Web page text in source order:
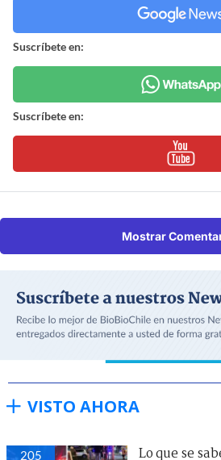
Suscríbete en:
Suscríbete en:
Mostrar
VISTO AHORA
205
Lo que se